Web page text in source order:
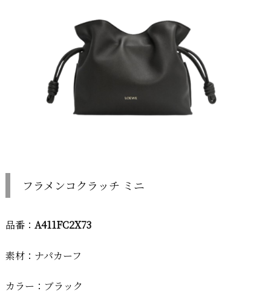
フラメンコクラッチ ミニ
品番： A411FC2X73
素材：ナパカーフ
カラー：ブラック